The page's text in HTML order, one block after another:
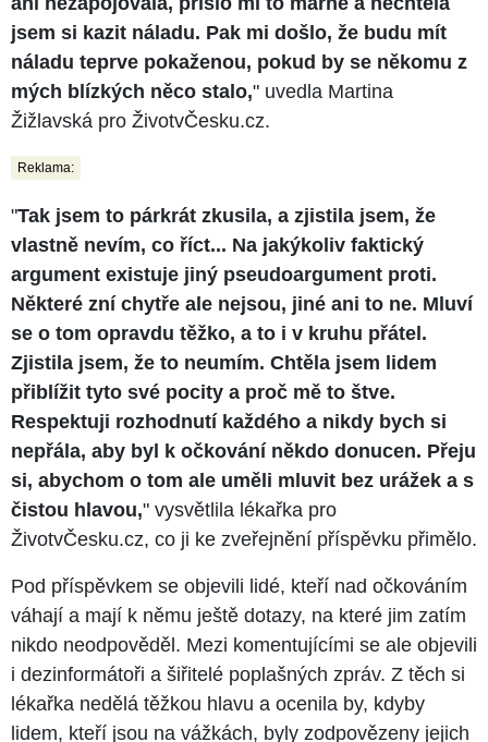
jsem si kazit náladu. Pak mi došlo, že budu mít
náladu teprve pokaženou, pokud by se někomu z
mých blízkých něco stalo," uvedla Martina
Žižlavská pro ŽivotvČesku.cz.
Reklama:
"Tak jsem to párkrát zkusila, a zjistila jsem, že
vlastně nevím, co říct... Na jakýkoliv faktický
argument existuje jiný pseudoargument proti.
Některé zní chytře ale nejsou, jiné ani to ne. Mluví
se o tom opravdu těžko, a to i v kruhu přátel.
Zjistila jsem, že to neumím. Chtěla jsem lidem
přiblížit tyto své pocity a proč mě to štve.
Respektuji rozhodnutí každého a nikdy bych si
nepřála, aby byl k očkování někdo donucen. Přeju
si, abychom o tom ale uměli mluvit bez urážek a s
čistou hlavou," vysvětlila lékařka pro
ŽivotvČesku.cz, co ji ke zveřejnění příspěvku přimělo.
Pod příspěvkem se objevili lidé, kteří nad očkováním
váhají a mají k němu ještě dotazy, na které jim zatím
nikdo neodpověděl. Mezi komentujícími se ale objevili
i dezinformátoři a šiřitelé poplašných zpráv. Z těch si
lékařka nedělá těžkou hlavu a ocenila by, kdyby
lidem, kteří jsou na vážkách, byly zodpovězeny jejich